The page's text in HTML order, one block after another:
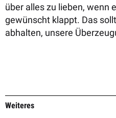
über alles zu lieben, wenn
gewünscht klappt. Das
abhalten, unsere
Weiteres